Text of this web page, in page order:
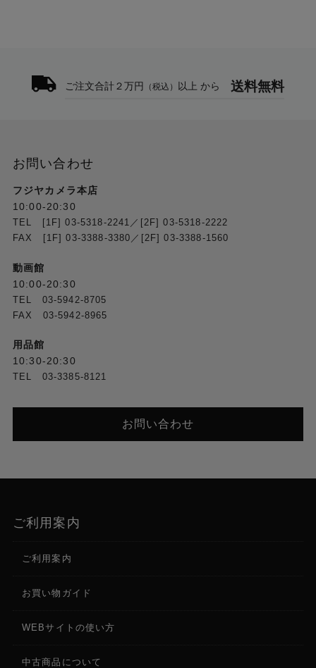
ご注文合計２万円 （税込） 以上 から 送料無料
お問い合わせ
フジヤカメラ本店
10:00-20:30
TEL [1F] 03-5318-2241／[2F] 03-5318-2222
FAX [1F] 03-3388-3380／[2F] 03-3388-1560
動画館
10:00-20:30
TEL 03-5942-8705
FAX 03-5942-8965
用品館
10:30-20:30
TEL 03-3385-8121
お問い合わせ
ご利用案内
ご利用案内
お買い物ガイド
WEBサイトの使い方
中古商品について